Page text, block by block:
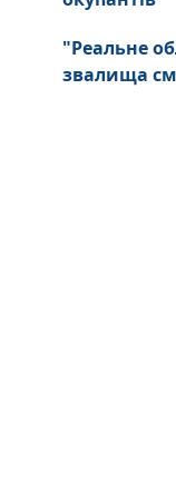
"Реальне
звалища